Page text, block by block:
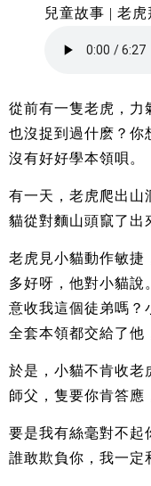
兒童故事 | 老虎
從前有一隻老虎，力
也沒捉到過什麽？你
沒有好好學本領唄。
有一天，老虎爬出山
貓從對麵山頭竄了出
老虎見小貓動作敏捷
多好呀，他對小貓說
意收我這個徒弟嗎？
全套本領都交給了他
於是，小貓不肯收老
師父，隻要你肯答應
要是我有絲毫對不起
誰敢欺負你，我一定